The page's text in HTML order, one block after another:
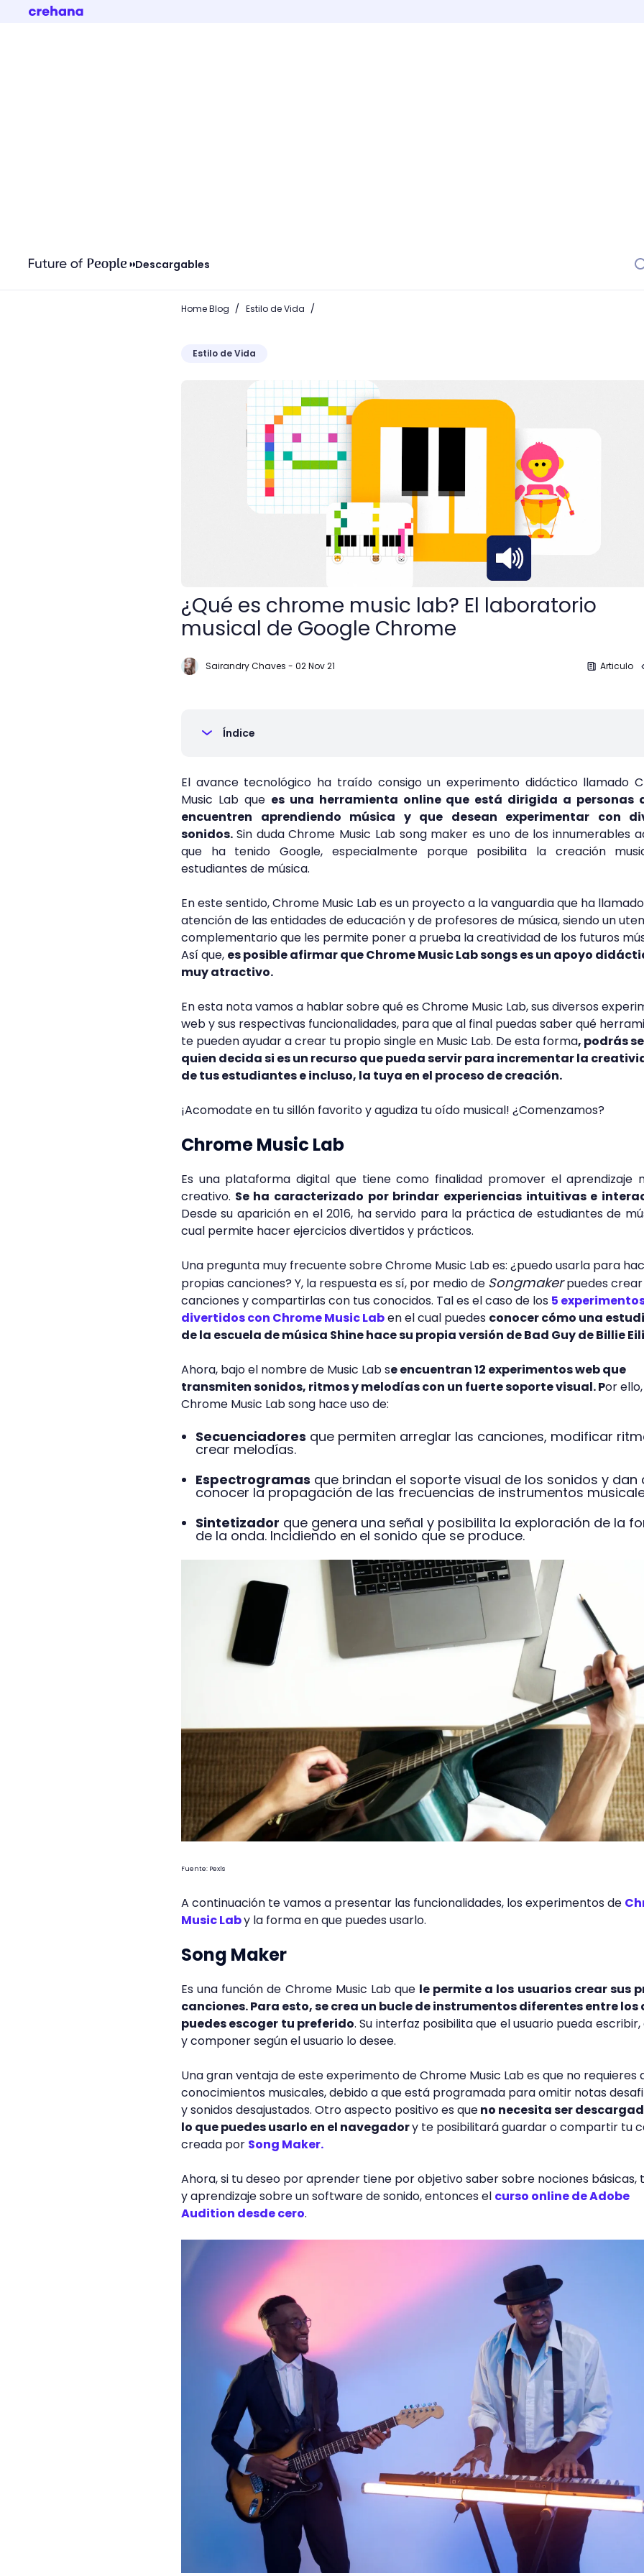
Descargables
Home Blog / Estilo de Vida /
Estilo de Vida
¿Qué es chrome music lab? El laboratorio musical de Google Chrome
¿Qué es chrome music lab? El laboratorio
musical de Google Chrome
Sairandry Chaves - 02 Nov 21 Articulo
Índice
El avance tecnológico ha traído consigo un experimento didáctico llamado
Music Lab que es una herramienta online que está dirigida a personas
encuentren aprendiendo música y que desean experimentar con
sonidos. Sin duda Chrome Music Lab song maker es uno de los innumerables
que ha tenido Google, especialmente porque posibilita la creación
estudiantes de música.
En este sentido, Chrome Music Lab es un proyecto a la vanguardia que ha
atención de las entidades de educación y de profesores de música, siendo un
complementario que les permite poner a prueba la creatividad de los futuros
Así que, es posible afirmar que Chrome Music Lab songs es un apoyo
muy atractivo.
En esta nota vamos a hablar sobre qué es Chrome Music Lab, sus diversos
web y sus respectivas funcionalidades, para que al final puedas saber qué
te pueden ayudar a crear tu propio single en Music Lab. De esta forma, podrás
quien decida si es un recurso que pueda servir para incrementar la
de tus estudiantes e incluso, la tuya en el proceso de creación.
¡Acomodate en tu sillón favorito y agudiza tu oído musical! ¿Comenzamos?
Chrome Music Lab
Es una plataforma digital que tiene como finalidad promover el aprendizaje
creativo. Se ha caracterizado por brindar experiencias intuitivas e
Desde su aparición en el 2016, ha servido para la práctica de estudiantes de
cual permite hacer ejercicios divertidos y prácticos.
Una pregunta muy frecuente sobre Chrome Music Lab es: ¿puedo usarla para
propias canciones? Y, la respuesta es sí, por medio de Songmakerpuedes
canciones y compartirlas con tus conocidos. Tal es el caso de los 5
divertidos con Chrome Music Laben el cual puedes conocer cómo una
de la escuela de música Shine hace su propia versión de Bad Guy de Billie
Ahora, bajo el nombre de Music Lab se encuentran 12 experimentos web que
transmiten sonidos, ritmos y melodías con un fuerte soporte visual. Por ello,
Chrome Music Lab song hace uso de:
Secuenciadores que permiten arreglar las canciones, modificar
crear melodías.
Espectrogramas que brindan el soporte visual de los sonidos y dan
conocer la propagación de las frecuencias de instrumentos
Sintetizador que genera una señal y posibilita la exploración de la
de la onda. Incidiendo en el sonido que se produce.
Fuente: Pexls
A continuación te vamos a presentar las funcionalidades, los experimentos de
Music Laby la forma en que puedes usarlo.
Song Maker
Es una función de Chrome Music Lab que le permite a los usuarios crear sus
canciones. Para esto, se crea un bucle de instrumentos diferentes entre los
puedes escoger tu preferido. Su interfaz posibilita que el usuario pueda
y componer según el usuario lo desee.
Una gran ventaja de este experimento de Chrome Music Lab es que no requieres
conocimientos musicales, debido a que está programada para omitir notas
y sonidos desajustados. Otro aspecto positivo es queno necesita ser
lo que puedes usarlo en el navegadory te posibilitará guardar o compartir tu
creada por Song Maker.
Ahora, si tu deseo por aprender tiene por objetivo saber sobre nociones básicas,
y aprendizaje sobre un software de sonido, entonces el curso online de Adobe
Audition desde cero.